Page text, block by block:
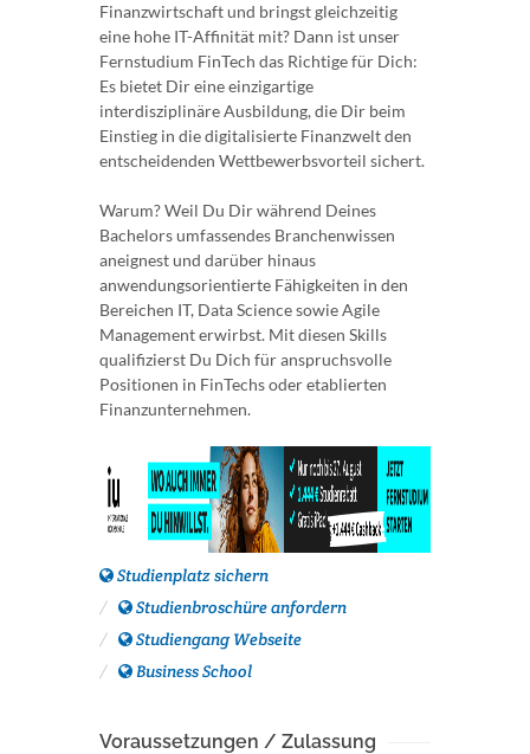
Finanzwirtschaft und bringst gleichzeitig
eine hohe IT-Affinität mit? Dann ist unser
Fernstudium FinTech das Richtige für Dich:
Es bietet Dir eine einzigartige
interdisziplinäre Ausbildung, die Dir beim
Einstieg in die digitalisierte Finanzwelt den
entscheidenden Wettbewerbsvorteil sichert.
Warum? Weil Du Dir während Deines
Bachelors umfassendes Branchenwissen
aneignest und darüber hinaus
anwendungsorientierte Fähigkeiten in den
Bereichen IT, Data Science sowie Agile
Management erwirbst. Mit diesen Skills
qualifizierst Du Dich für anspruchsvolle
Positionen in FinTechs oder etablierten
Finanzunternehmen.
Studienplatz sichern
Studienbroschüre anfordern
Studiengang Webseite
Business School
Voraussetzungen / Zulassung